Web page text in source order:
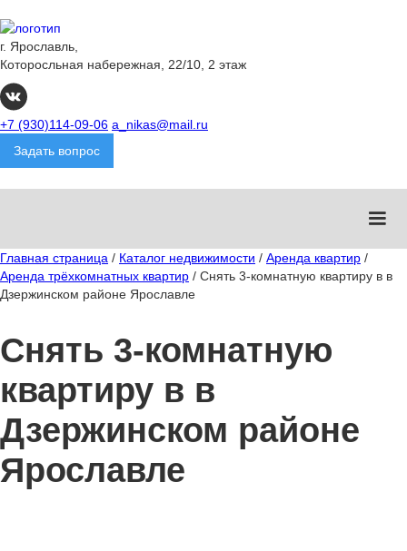
г. Ярославль,
Которосльная набережная, 22/10, 2 этаж
+7 (930)114-09-06 a_nikas@mail.ru
Задать вопрос
Главная страница / Каталог недвижимости / Аренда квартир /
Аренда трёхкомнатных квартир / Снять 3-комнатную квартиру в в
Дзержинском районе Ярославле
Снять 3-комнатную
квартиру в в
Дзержинском районе
Ярославле